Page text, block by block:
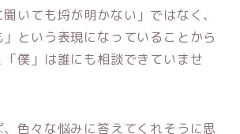
いても埒が明かない」ではなく、
」という表現になっていることから
僕」は誰にも相談できていませ
色々な悩みに答えてくれそうに思